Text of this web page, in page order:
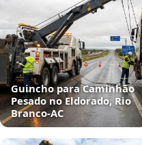
Guincho para Caminhão
Pesado no Eldorado, Rio
Branco‑AC